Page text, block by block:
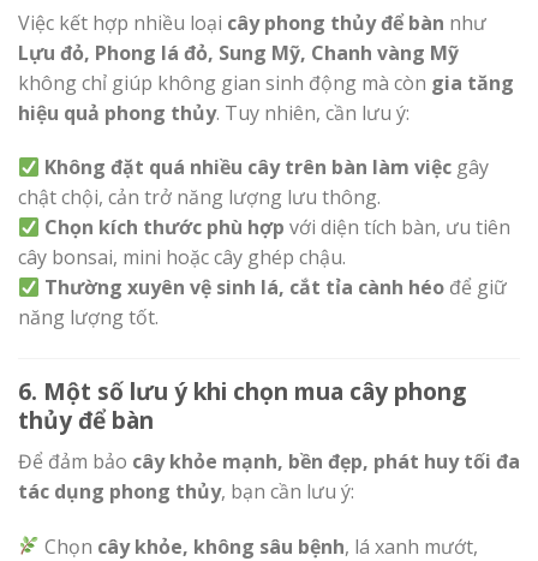
Việc kết hợp nhiều loại cây phong thủy để bàn như
Lựu đỏ, Phong lá đỏ, Sung Mỹ, Chanh vàng Mỹ
không chỉ giúp không gian sinh động mà còn gia tăng
hiệu quả phong thủy. Tuy nhiên, cần lưu ý:
Không đặt quá nhiều cây trên bàn làm việc gây
chật chội, cản trở năng lượng lưu thông.
Chọn kích thước phù hợp với diện tích bàn, ưu tiên
cây bonsai, mini hoặc cây ghép chậu.
Thường xuyên vệ sinh lá, cắt tỉa cành héo để giữ
năng lượng tốt.
6. Một số lưu ý khi chọn mua cây phong
thủy để bàn
Để đảm bảo cây khỏe mạnh, bền đẹp, phát huy tối đa
tác dụng phong thủy, bạn cần lưu ý:
Chọn cây khỏe, không sâu bệnh, lá xanh mướt,